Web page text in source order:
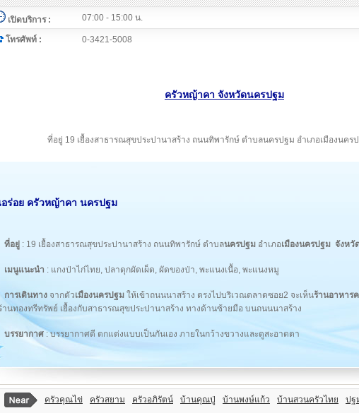
เปิดบริการ : 07:00 - 15:00 น.
โทรศัพท์ : 0-3421-5008
ครัวหญ้าคา จังหวัดนครปฐม
ที่อยู่ 19 เยื้องสาธารณสุขประปานาสร้าง ถนนทิพารักษ์ ตำบลนครปฐม อำเภอเมืองนคร
ร่อย ครัวหญ้าคา นครปฐม
ที่อยู่ : 19 เยื้องสาธารณสุขประปานาสร้าง ถนนทิพารักษ์ ตำบลนครปฐม อำเภอเมืองนครปฐม จังหวั
เมนูแนะนำ : แกงป่าไก่ไทย, ปลาดุกผัดเผ็ด, ผัดของป่า, พะแนงเนื้อ, พะแนงหมู
การเดินทาง จากตัวเมืองนครปฐม ให้เข้าถนนนาสร้าง ตรงไปบริเวณตลาดซอย2 จะเห็นร้านอาหาร
านทองทรีทรัพย์ เยื้องกับสาธารณสุขประปานาสร้าง ทางด้านซ้ายมือ บนถนนนาสร้าง
บรรยากาศ: บรรยากาศดี ตกแต่งแบบเป็นกันเอง ภายในกว้างขวางและดูสะอาดตา
ครัวคุณไข่ ครัวสยาม ครัวอภิรัตน์ บ้านคุณปู่ บ้านพงษ์แก้ว บ้านสวนครัวไทย ปฐ